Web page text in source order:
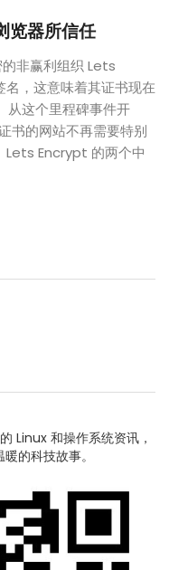
览器所信任
非赢利组织 Lets
，这意味着其证书现在
从这个里程碑事件开
书的网站不再需要特别
Lets Encrypt 的两个中
Linux 和操作系统资讯，
的科技故事。